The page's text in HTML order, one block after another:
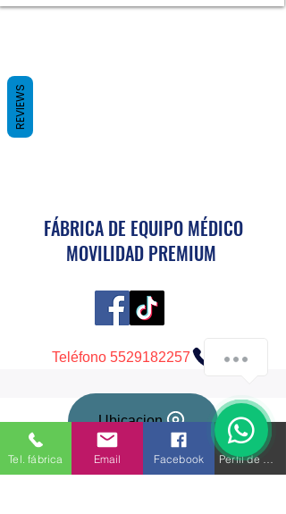
FÁBRICA DE EQUIPO MÉDICO
​MOVILIDAD PREMIUM
Teléfono 5529182257
Ubicacion
Tel. fábrica Email Facebook
REVIEWS